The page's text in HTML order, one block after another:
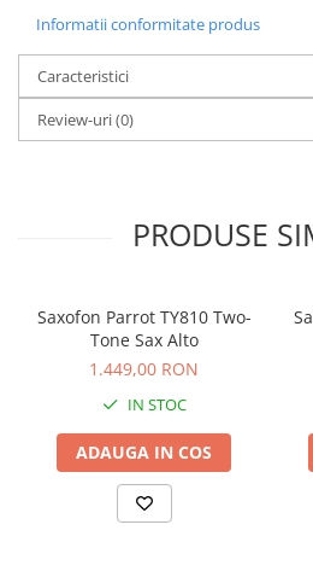
Sintetizatoare
Standuri si stative de monitoare
Subwoofere de studio
Tratament acustic
Lumini si efecte
Cabluri de Alimentare
Comenzi si controllere
Ecrane LED
Efecte de lumini
Masini de fum si ceata
Mixere DMX
Moving Head-uri
Par Led si Pinspot
Informatii conformitate produs
Caracteristici
Review-uri(0)
PRODUSE
Saxofon Parrot TY810 Two-
Tone Sax Alto
1.449,00 RON
IN STOC
ADAUGA IN COS